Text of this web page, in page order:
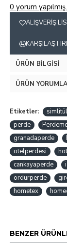
0 yorum yapılmış.
ALIŞVERIŞ
ÜRÜN BILGISI
ÜRÜN
Etiketler: simlitül
perde
granadaperde
otelperdesi
cankayaperde
ordurperde
hometex
BENZER